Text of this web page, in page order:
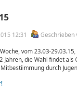
12:31 Geschrieben
vom 23.03-
Jahren, die Wahl findet
durch